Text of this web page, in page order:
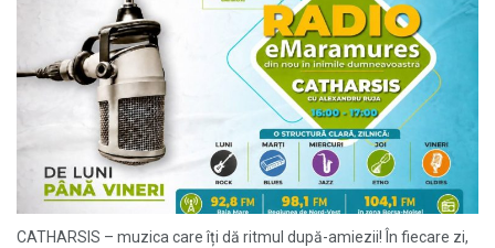
CATHARSIS – muzica care îți dă ritmul după-amiezii! În fiecare zi,